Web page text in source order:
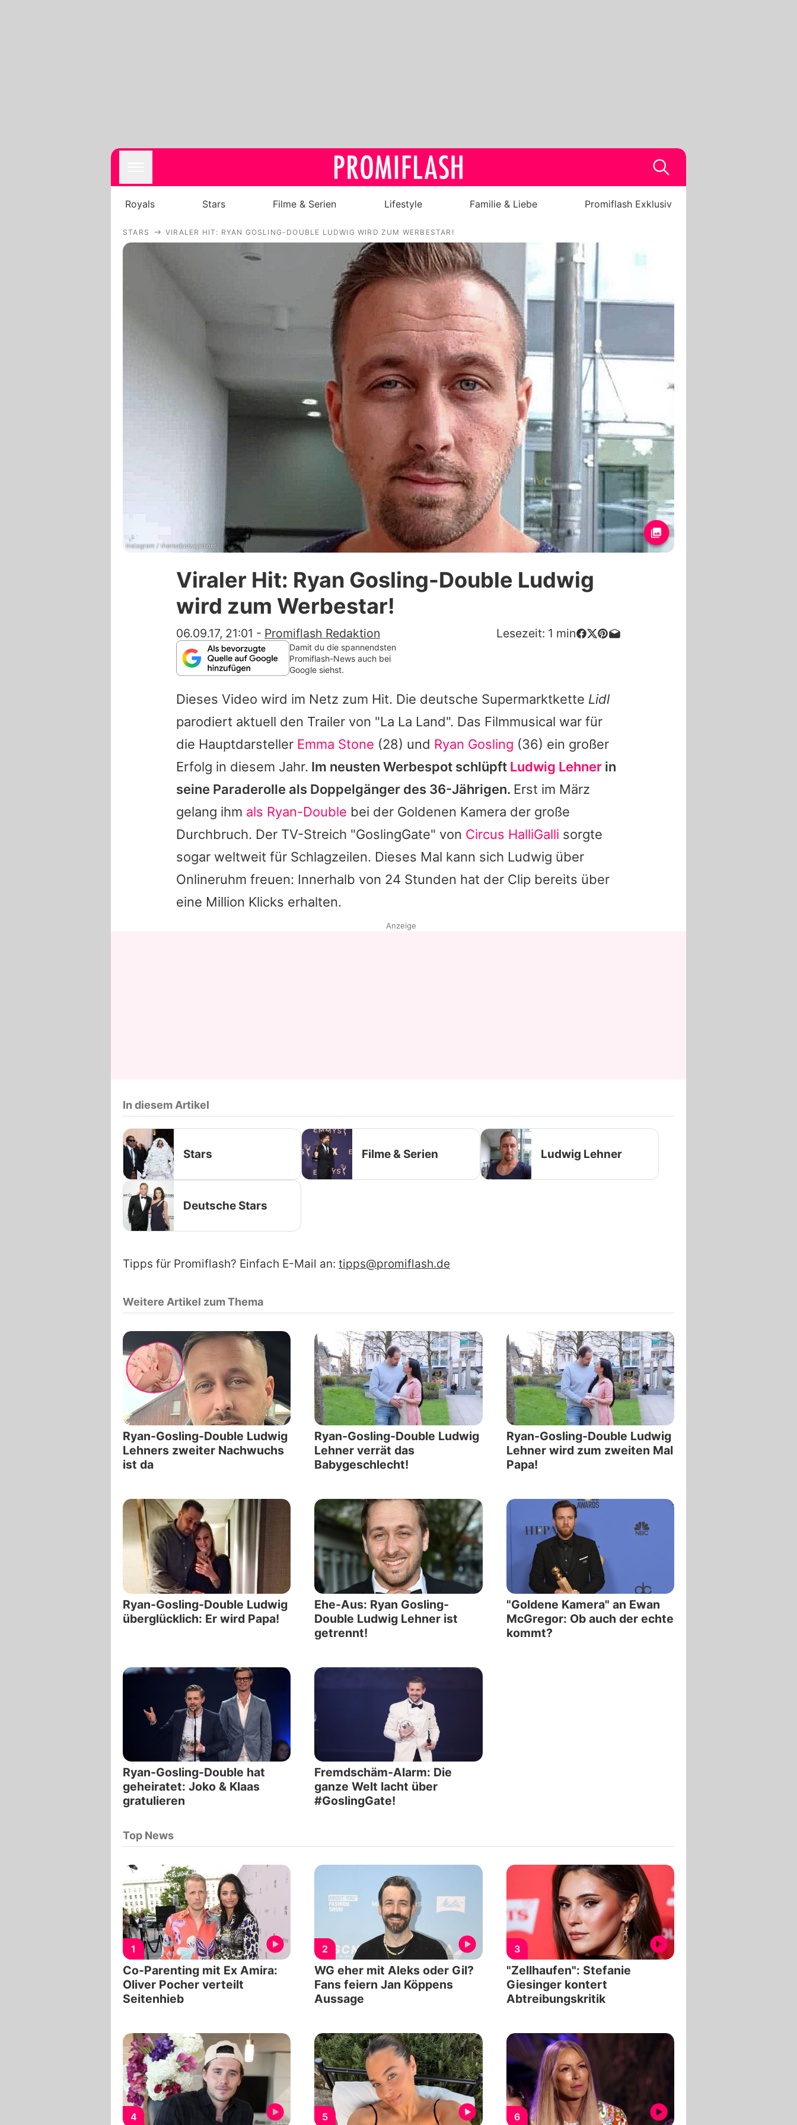
Royals
Stars
Filme & Serien
Lifestyle
Familie & Liebe
Promiflash Exklusiv
Alle Themen auf Promiflash
App runterladen
Team
Redaktionelle Richtlinien
Impressum
Datenschutzerklärung
Nutzungsbedingungen
Utiq verwalten
Royals Stars Filme & Serien Lifestyle Familie & Liebe Promiflash Exklusiv
STARS VIRALER HIT: RYAN GOSLING-DOUBLE LUDWIG WIRD ZUM WERBESTAR!
Instagram / therealludwiglehner
Viraler Hit: Ryan Gosling-Double Ludwig
wird zum Werbestar!
06.09.17, 21:01 - Promiflash Redaktion Lesezeit: 1 min
Damit du die spannendsten
Promiflash-News auch bei
Google siehst.
Dieses Video wird im Netz zum Hit. Die deutsche Supermarktkette Lidl
parodiert aktuell den Trailer von "La La Land". Das Filmmusical war für
die Hauptdarsteller Emma Stone (28) und Ryan Gosling (36) ein großer
Erfolg in diesem Jahr. Im neusten Werbespot schlüpft Ludwig Lehner in
seine Paraderolle als Doppelgänger des 36-Jährigen. Erst im März
gelang ihm als Ryan-Double bei der Goldenen Kamera der große
Durchbruch. Der TV-Streich "GoslingGate" von Circus HalliGalli sorgte
sogar weltweit für Schlagzeilen. Dieses Mal kann sich Ludwig über
Onlineruhm freuen: Innerhalb von 24 Stunden hat der Clip bereits über
eine Million Klicks erhalten.
Anzeige
In diesem Artikel
Stars Filme & Serien Ludwig Lehner
Deutsche Stars
Tipps für Promiflash? Einfach E-Mail an: tipps@promiflash.de
Weitere Artikel zum Thema
Ryan-Gosling-Double Ludwig
Lehners zweiter Nachwuchs
ist da
Ryan-Gosling-Double Ludwig
Lehner verrät das
Babygeschlecht!
Ryan-Gosling-Double Ludwig
Lehner wird zum zweiten Mal
Papa!
Ryan-Gosling-Double Ludwig
überglücklich: Er wird Papa!
Ehe-Aus: Ryan Gosling-
Double Ludwig Lehner ist
getrennt!
"Goldene Kamera" an Ewan
McGregor: Ob auch der echte
kommt?
Ryan-Gosling-Double hat
geheiratet: Joko & Klaas
gratulieren
Fremdschäm-Alarm: Die
ganze Welt lacht über
#GoslingGate!
Top News
1
Co-Parenting mit Ex Amira:
Oliver Pocher verteilt
Seitenhieb
2
WG eher mit Aleks oder Gil?
Fans feiern Jan Köppens
Aussage
3
"Zellhaufen": Stefanie
Giesinger kontert
Abtreibungskritik
4 5 6